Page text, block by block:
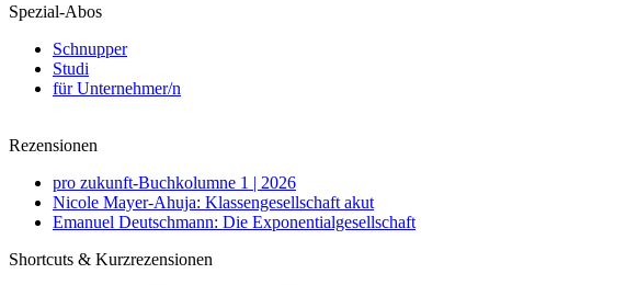
Spezial-Abos
Schnupper
Studi
für Unternehmer/n
Rezensionen
pro zukunft-Buchkolumne 1 | 2026
Nicole Mayer-Ahuja: Klassengesellschaft akut
Emanuel Deutschmann: Die Exponentialgesellschaft
Shortcuts & Kurzrezensionen